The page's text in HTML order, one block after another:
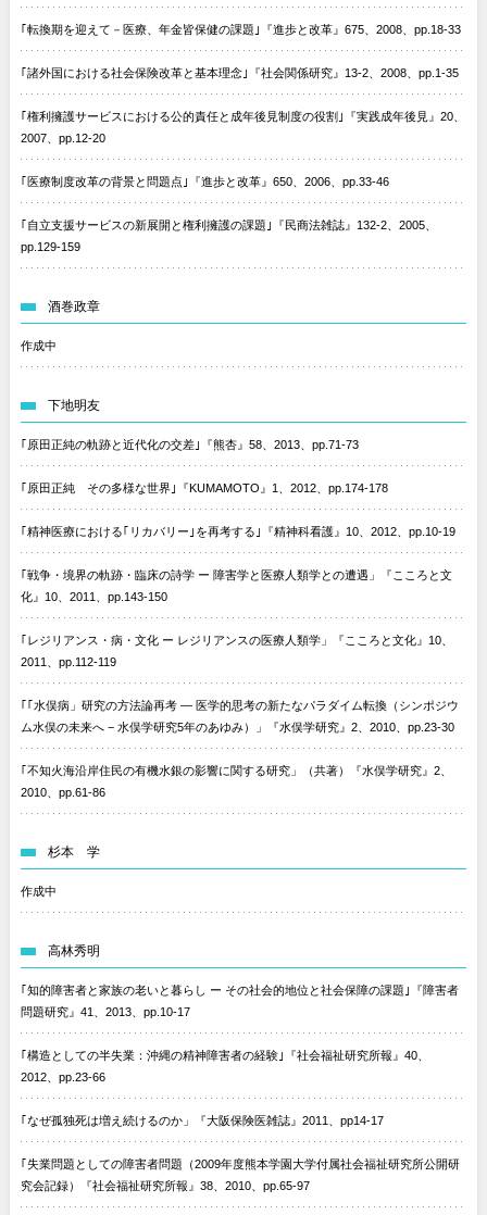
｢転換期を迎えて－医療、年金皆保健の課題｣『進歩と改革』675、2008、pp.18-33
｢諸外国における社会保険改革と基本理念｣『社会関係研究』13-2、2008、pp.1-35
｢権利擁護サービスにおける公的責任と成年後見制度の役割｣『実践成年後見』20、
2007、pp.12-20
｢医療制度改革の背景と問題点｣『進歩と改革』650、2006、pp.33-46
｢自立支援サービスの新展開と権利擁護の課題｣『民商法雑誌』132-2、2005、
pp.129-159
酒巻政章
作成中
下地明友
｢原田正純の軌跡と近代化の交差｣『熊杏』58、2013、pp.71-73
｢原田正純 その多様な世界｣『KUMAMOTO』1、2012、pp.174-178
｢精神医療における｢リカバリー｣を再考する｣『精神科看護』10、2012、pp.10-19
｢戦争・境界の軌跡・臨床の詩学 ー 障害学と医療人類学との遭遇」『こころと文
化』10、2011、pp.143-150
｢レジリアンス・病・文化 ー レジリアンスの医療人類学」『こころと文化』10、
2011、pp.112-119
｢｢水俣病」研究の方法論再考 — 医学的思考の新たなパラダイム転換（シンポジウ
ム水俣の未来へ − 水俣学研究5年のあゆみ）」『水俣学研究』2、2010、pp.23-30
｢不知火海沿岸住民の有機水銀の影響に関する研究」（共著）『水俣学研究』2、
2010、pp.61-86
杉本 学
作成中
高林秀明
｢知的障害者と家族の老いと暮らし ー その社会的地位と社会保障の課題｣『障害者
問題研究』41、2013、pp.10-17
｢構造としての半失業：沖縄の精神障害者の経験｣『社会福祉研究所報』40、
2012、pp.23-66
｢なぜ孤独死は増え続けるのか」『大阪保険医雑誌』2011、pp14-17
｢失業問題としての障害者問題（2009年度熊本学園大学付属社会福祉研究所公開研
究会記録）『社会福祉研究所報』38、2010、pp.65-97